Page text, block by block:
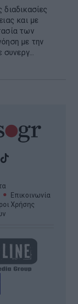
και με
των
με την
συνεργ...
Επικοινωνία
Χρήσης